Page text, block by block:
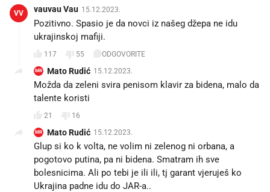
VV vauvau Vau 15.12.2023.
Pozitivno. Spasio je da novci iz našeg džepa ne idu
ukrajinskoj mafiji.
117 55 ODGOVORITE
MR Mato Rudić 15.12.2023.
Možda da zeleni svira penisom klavir za bidena, malo da
talente koristi
21 16
MR Mato Rudić 15.12.2023.
Glup si ko k volta, ne volim ni zelenog ni orbana, a
pogotovo putina, pa ni bidena. Smatram ih sve
bolesnicima. Ali po tebi je ili ili, tj garant vjeruješ ko
Ukrajina padne idu do JAR-a..